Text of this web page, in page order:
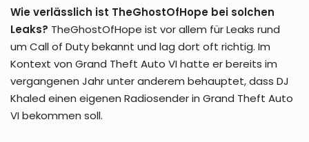
Wie verlässlich ist TheGhostOfHope bei solchen
Leaks? TheGhostOfHope ist vor allem für Leaks rund
um Call of Duty bekannt und lag dort oft richtig. Im
Kontext von Grand Theft Auto VI hatte er bereits im
vergangenen Jahr unter anderem behauptet, dass DJ
Khaled einen eigenen Radiosender in Grand Theft Auto
VI bekommen soll.